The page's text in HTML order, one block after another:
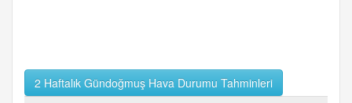
2 Haftalık Gündoğmuş Hava Durumu Tahminleri